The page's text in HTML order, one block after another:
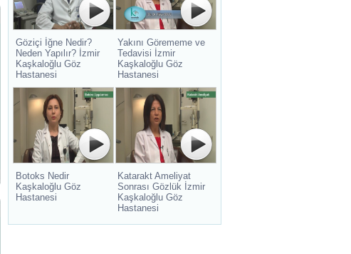
Göziçi İğne Nedir?
Neden Yapılır? İzmir
Kaşkaloğlu Göz
Hastanesi
Yakını Görememe ve
Tedavisi İzmir
Kaşkaloğlu Göz
Hastanesi
Botoks Nedir
Kaşkaloğlu Göz
Hastanesi
Katarakt Ameliyat
Sonrası Gözlük İzmir
Kaşkaloğlu Göz
Hastanesi